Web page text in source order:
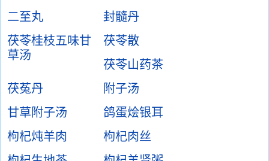
二至丸
封髓丹
茯苓桂枝五味甘
草汤
茯苓散
茯苓山药茶
茯菟丹
附子汤
甘草附子汤
鸽蛋烩银耳
枸杞炖羊肉
枸杞肉丝